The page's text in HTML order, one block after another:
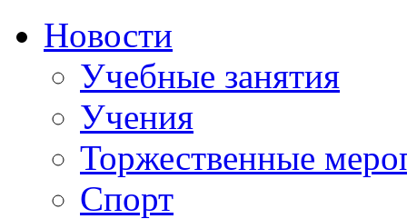
Новости
Учебные занятия
Учения
Торжественные
Спорт